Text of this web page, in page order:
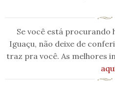
Se você está procurando
Iguaçu, não deixe de
traz pra você. As melhores